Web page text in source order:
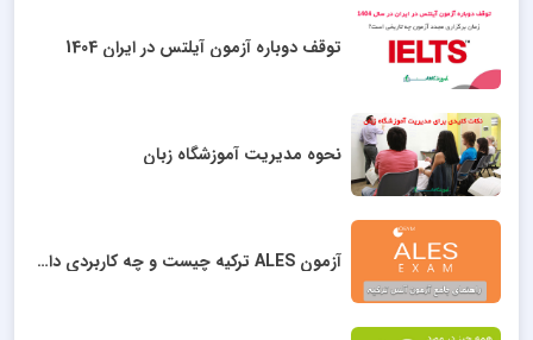
توقف دوباره آزمون آیلتس در ایران 1404
نحوه مدیریت آموزشگاه زبان
آزمون ALES ترکیه چیست و چه کاربردی دارد؟